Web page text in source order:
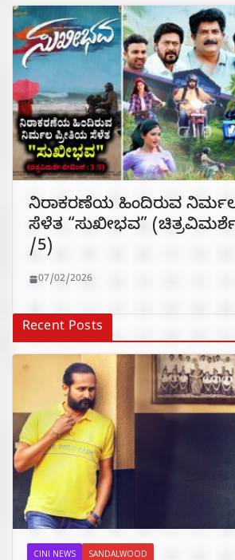
ನಿರಾಕರಣೆಯ ಹಿಂದಿರುವ
ಸೆಳೆತ “ಸುಖೀಭವ”
/5)
07/02/2026
Recent Posts
CINI NEWS SANDALWOOD